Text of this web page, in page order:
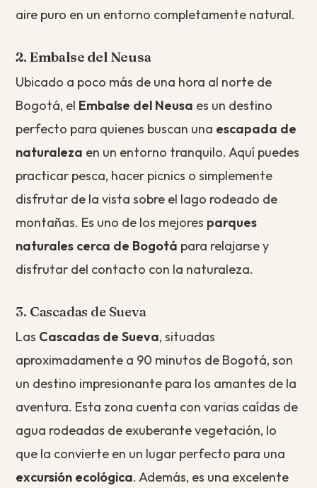
aire puro en un entorno completamente natural.
2. Embalse del Neusa
Ubicado a poco más de una hora al norte de
Bogotá, el Embalse del Neusa es un destino
perfecto para quienes buscan una escapada de
naturaleza en un entorno tranquilo. Aquí puedes
practicar pesca, hacer picnics o simplemente
disfrutar de la vista sobre el lago rodeado de
montañas. Es uno de los mejores parques
naturales cerca de Bogotá para relajarse y
disfrutar del contacto con la naturaleza.
3. Cascadas de Sueva
Las Cascadas de Sueva, situadas
aproximadamente a 90 minutos de Bogotá, son
un destino impresionante para los amantes de la
aventura. Esta zona cuenta con varias caídas de
agua rodeadas de exuberante vegetación, lo
que la convierte en un lugar perfecto para una
excursión ecológica. Además, es una excelente